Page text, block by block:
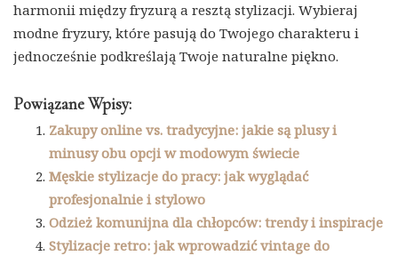
harmonii między fryzurą a resztą stylizacji. Wybieraj
modne fryzury, które pasują do Twojego charakteru i
jednocześnie podkreślają Twoje naturalne piękno.
Powiązane Wpisy:
Zakupy online vs. tradycyjne: jakie są plusy i
minusy obu opcji w modowym świecie
Męskie stylizacje do pracy: jak wyglądać
profesjonalnie i stylowo
Odzież komunijna dla chłopców: trendy i inspiracje
Stylizacje retro: jak wprowadzić vintage do